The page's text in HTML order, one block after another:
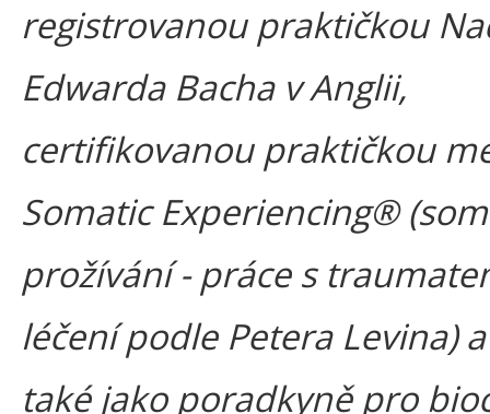
registrovanou praktičkou
Edwarda Bacha v Anglii,
certifikovanou praktičkou
Somatic Experiencing®
prožívání - práce s
léčení podle Petera Levina)
také jako poradkyně pro